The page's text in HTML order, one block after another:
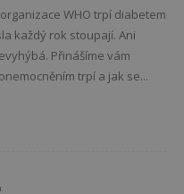
WHO trpí diabetem
každý rok stoupají. Ani
Přinášíme vám
trpí a jak se...